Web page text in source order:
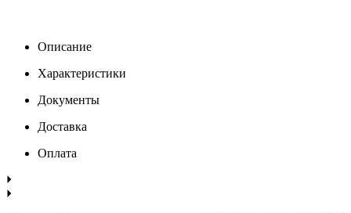
Описание
Характеристики
Документы
Доставка
Оплата